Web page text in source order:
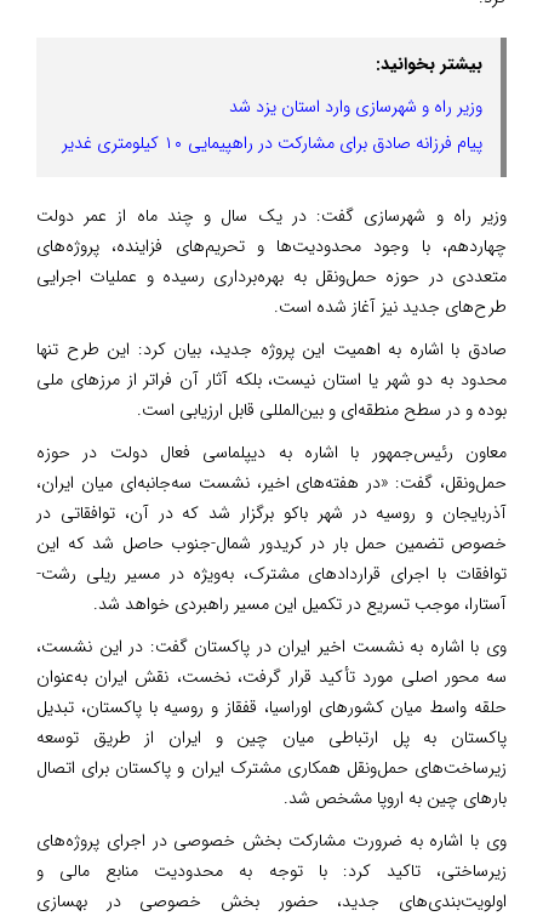
بیشتر بخوانید:
وزیر راه و شهرسازی وارد استان یزد شد
پیام فرزانه صادق برای مشارکت در راهپیمایی ۱۰ کیلومتری غدیر
وزیر راه و شهرسازی گفت: در یک سال و چند ماه از عمر دولت
چهاردهم، با وجود محدودیت‌ها و تحریم‌های فزاینده، پروژه‌های
متعددی در حوزه حمل‌ونقل به بهره‌برداری رسیده و عملیات اجرایی
طرح‌های جدید نیز آغاز شده است.
صادق با اشاره به اهمیت این پروژه جدید، بیان کرد: این طرح تنها
محدود به دو شهر یا استان نیست، بلکه آثار آن فراتر از مرزهای ملی
بوده و در سطح منطقه‌ای و بین‌المللی قابل ارزیابی است.
معاون رئیس‌جمهور با اشاره به دیپلماسی فعال دولت در حوزه
حمل‌ونقل، گفت: «در هفته‌های اخیر، نشست سه‌جانبه‌ای میان ایران،
آذربایجان و روسیه در شهر باکو برگزار شد که در آن، توافقاتی در
خصوص تضمین حمل بار در کریدور شمال-جنوب حاصل شد که این
توافقات با اجرای قراردادهای مشترک، به‌ویژه در مسیر ریلی رشت-
آستارا، موجب تسریع در تکمیل این مسیر راهبردی خواهد شد.
وی با اشاره به نشست اخیر ایران در پاکستان گفت: در این نشست،
سه محور اصلی مورد تأکید قرار گرفت، نخست، نقش ایران به‌عنوان
حلقه واسط میان کشورهای اوراسیا، قفقاز و روسیه با پاکستان، تبدیل
پاکستان به پل ارتباطی میان چین و ایران از طریق توسعه
زیرساخت‌های حمل‌ونقل همکاری مشترک ایران و پاکستان برای اتصال
بارهای چین به اروپا مشخص شد.
وی با اشاره به ضرورت مشارکت بخش خصوصی در اجرای پروژه‌های
زیرساختی، تاکید کرد: با توجه به محدودیت منابع مالی و
اولویت‌بندی‌های جدید، حضور بخش خصوصی در بهسازی